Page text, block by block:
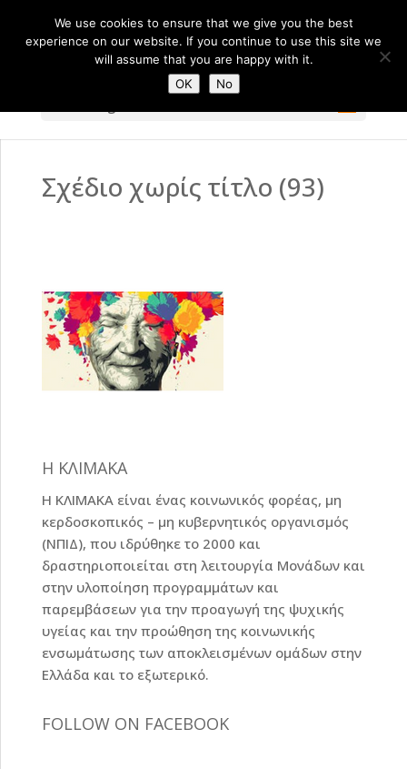
Σχέδιο χωρίς τίτλο (93)
Η ΚΛΙΜΑΚΑ
Η ΚΛΙΜΑΚΑ είναι ένας κοινωνικός φορέας, μη
κερδοσκοπικός – μη κυβερνητικός οργανισμός
(ΝΠΙΔ), που ιδρύθηκε το 2000 και
δραστηριοποιείται στη λειτουργία Μονάδων και
στην υλοποίηση προγραμμάτων και
παρεμβάσεων για την προαγωγή της ψυχικής
υγείας και την προώθηση της κοινωνικής
ενσωμάτωσης των αποκλεισμένων ομάδων στην
Ελλάδα και το εξωτερικό.
FOLLOW ON FACEBOOK
We use cookies to ensure that we give you the best
experience on our website. If you continue to use this site we
will assume that you are happy with it.
OK
No